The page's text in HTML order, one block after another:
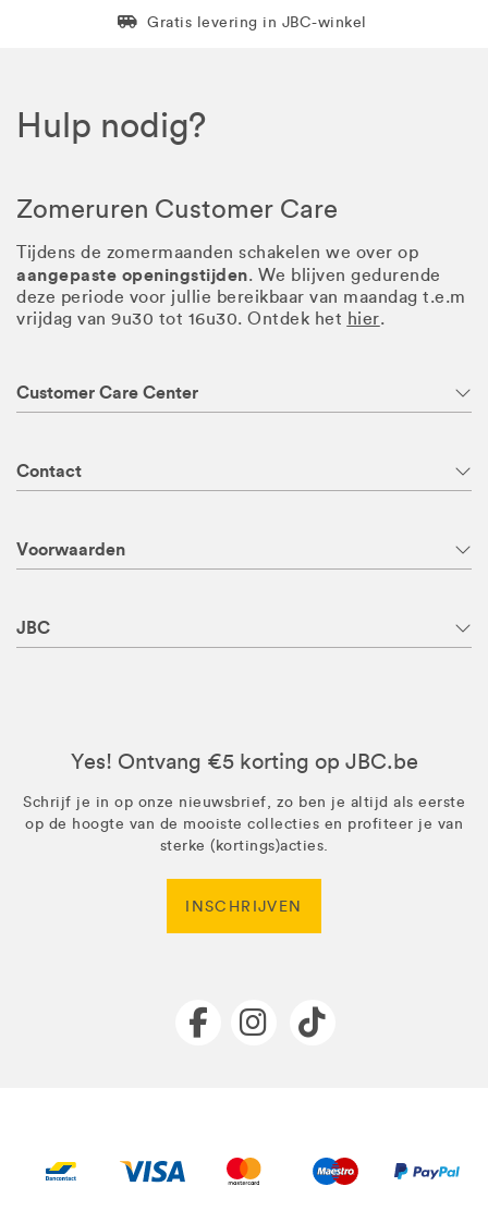
Levering in 1 pakket
Gratis levering in JBC-winkel
Hulp nodig?
Zomeruren Customer Care
Tijdens de zomermaanden schakelen we over op
aangepaste openingstijden. We blijven gedurende
deze periode voor jullie bereikbaar van maandag t.e.m
vrijdag van 9u30 tot 16u30. Ontdek het hier.
Customer Care Center
Contact
Voorwaarden
JBC
Yes! Ontvang €5 korting op JBC.be
Schrijf je in op onze nieuwsbrief, zo ben je altijd als eerste
op de hoogte van de mooiste collecties en profiteer je van
sterke (kortings)acties.
INSCHRIJVEN